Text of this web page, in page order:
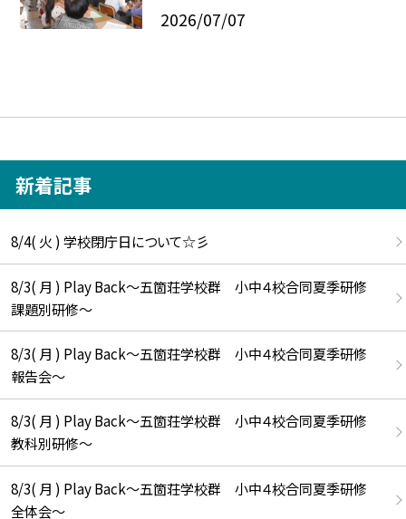
2026/07/07
新着記事
8/4( 火 ) 学校閉庁日について☆彡
8/3( 月 ) Play Back～五箇荘学校群 小中４校合同夏季研修
課題別研修～
8/3( 月 ) Play Back～五箇荘学校群 小中４校合同夏季研修
報告会～
8/3( 月 ) Play Back～五箇荘学校群 小中４校合同夏季研修
教科別研修～
8/3( 月 ) Play Back～五箇荘学校群 小中４校合同夏季研修
全体会～